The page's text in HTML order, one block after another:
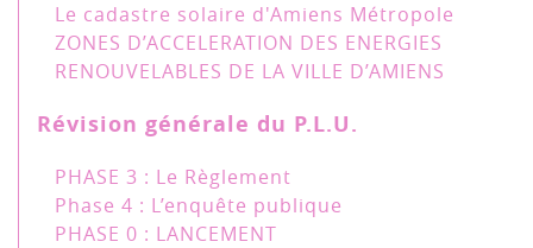
Le cadastre solaire d'Amiens Métropole
ZONES D’ACCELERATION DES ENERGIES
RENOUVELABLES DE LA VILLE D’AMIENS
Révision générale du P.L.U.
PHASE 3 : Le Règlement
Phase 4 : L’enquête publique
PHASE 0 : LANCEMENT